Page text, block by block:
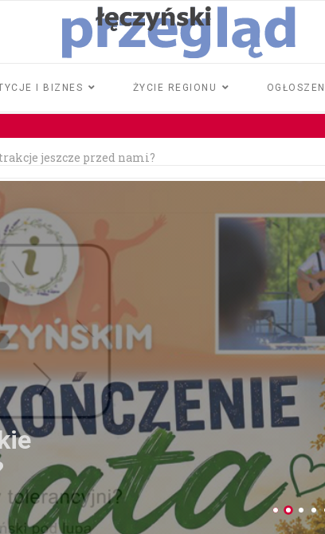
I BIZNES ŻYCIE REGIONU
jeszcze przed nami?
jazdy
18 tysięcy złotych
plony